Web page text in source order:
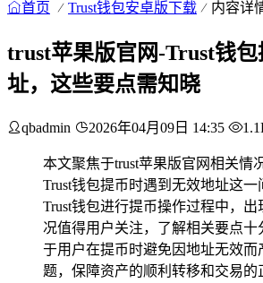
首页 Trust钱包安卓版下载 内容详
trust苹果版官网-Trust钱
址，这些要点需知晓
qbadmin 2026年04月09日 14:35
本文聚焦于trust苹果版官网相关情
Trust钱包提币时遇到无效地址这一
Trust钱包进行提币操作过程中，
况值得用户关注，了解相关要点十
于用户在提币时避免因地址无效而
题，保障资产的顺利转移和交易的